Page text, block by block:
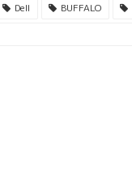
Dell BUFFALO